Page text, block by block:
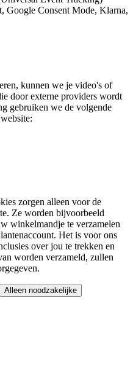
Google Consent Mode, Klarna,
kunnen we je video's of
door externe providers wordt
gebruiken we de volgende
zorgen alleen voor de
Ze worden bijvoorbeeld
winkelmandje te verzamelen
Het is voor ons
over jou te trekken en
worden verzameld, zullen
Alleen noodzakelijke